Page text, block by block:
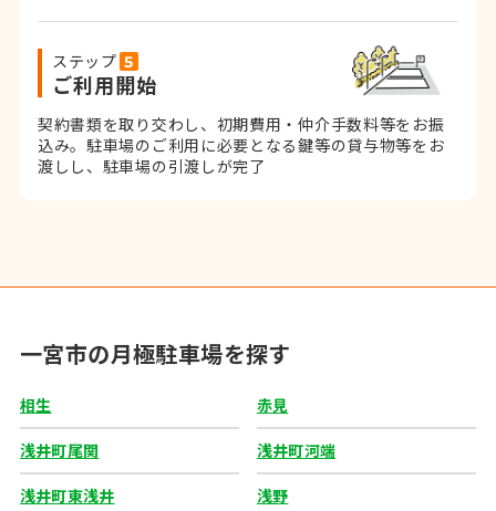
ステップ
ご利用開始
契約書類を取り交わし、初期費用・仲介手数料等をお振
込み。駐車場のご利用に必要となる鍵等の貸与物等をお
渡しし、駐車場の引渡しが完了
一宮市の月極駐車場を探す
相生 赤見
浅井町尾関 浅井町河端
浅井町東浅井 浅野